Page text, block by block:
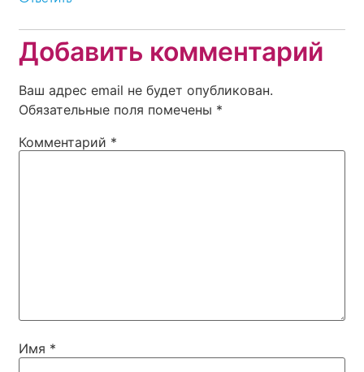
Добавить комментарий
Ваш адрес email не будет опубликован.
Обязательные поля помечены *
Комментарий *
Имя *